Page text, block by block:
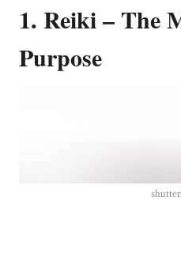
1. Reiki – The
Purpose